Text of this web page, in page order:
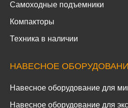
Самоходные подъемники
Компакторы
Техника в наличии
НАВЕСНОЕ
Навесное оборудование для
Навесное оборудование для